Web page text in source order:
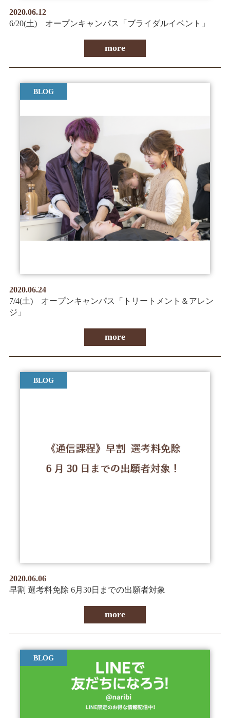
2020.06.12
6/20(土) オープンキャンパス「ブライダルイベント」
more
BLOG
2020.06.24
7/4(土) オープンキャンパス「トリートメント＆アレン
ジ」
more
BLOG
2020.06.06
早割 選考料免除 6月30日までの出願者対象
more
BLOG